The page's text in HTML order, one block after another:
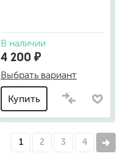
В наличии
4 200 ₽
Выбрать вариант
Купить
1 2 3 4